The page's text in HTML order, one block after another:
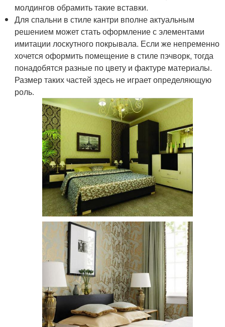
молдингов обрамить такие вставки.
Для спальни в стиле кантри вполне актуальным
решением может стать оформление с элементами
имитации лоскутного покрывала. Если же непременно
хочется оформить помещение в стиле пэчворк, тогда
понадобятся разные по цвету и фактуре материалы.
Размер таких частей здесь не играет определяющую
роль.